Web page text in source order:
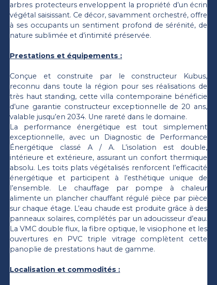
arbres protecteurs enveloppent la propriété d’un écrin
végétal saisissant. Ce décor, savamment orchestré, offre
à ses occupants un sentiment profond de sérénité, de
nature sublimée et d’intimité préservée.
Prestations et équipements :
Conçue et construite par le constructeur Kubus,
reconnu dans toute la région pour ses réalisations de
très haut standing, cette villa contemporaine bénéficie
d’une garantie constructeur exceptionnelle de 20 ans,
valable jusqu’en 2034. Une rareté dans le domaine.
La performance énergétique est tout simplement
exceptionnelle, avec un Diagnostic de Performance
Énergétique classé A / A. L’isolation est double,
intérieure et extérieure, assurant un confort thermique
absolu. Les toits plats végétalisés renforcent l’efficacité
énergétique et participent à l’esthétique unique de
l’ensemble. Le chauffage par pompe à chaleur
alimente un plancher chauffant régulé pièce par pièce
sur chaque étage. L’eau chaude est produite grâce à des
panneaux solaires, complétés par un adoucisseur d’eau.
La VMC double flux, la fibre optique, le visiophone et les
ouvertures en PVC triple vitrage complètent cette
panoplie de prestations haut de gamme.
Localisation et commodités :